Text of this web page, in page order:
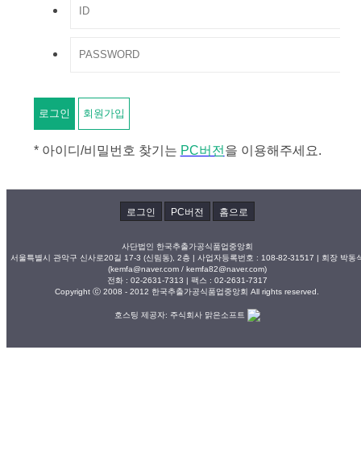
로그인 회원가입
* 아이디/비밀번호 찾기는 PC버전 을 이용해주세요.
로그인 PC버전 홈으로
사단법인 한국추출가공식품업중앙회
서울특별시 관악구 신사로20길 17-3 (신림동), 2층 | 사업자등록번호 : 108-82-31517 | 회장 박동
(kemfa@naver.com / kemfa82@naver.com)
전화 : 02-2631-7313 | 팩스 : 02-2631-7317
Copyright ⓒ 2008 - 2012 한국추출가공식품업중앙회 All rights reserved.
호스팅 제공자: 주식회사 맑은소프트